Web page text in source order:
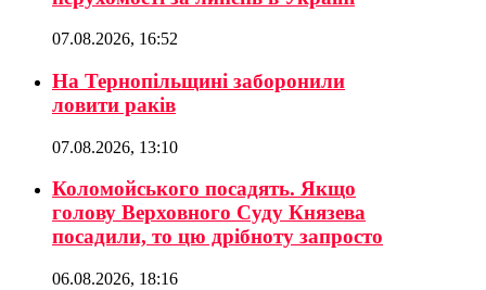
07.08.2026, 16:52
На Тернопільщині заборонили
ловити раків
07.08.2026, 13:10
Коломойського посадять. Якщо
голову Верховного Суду Князева
посадили, то цю дрібноту запросто
06.08.2026, 18:16